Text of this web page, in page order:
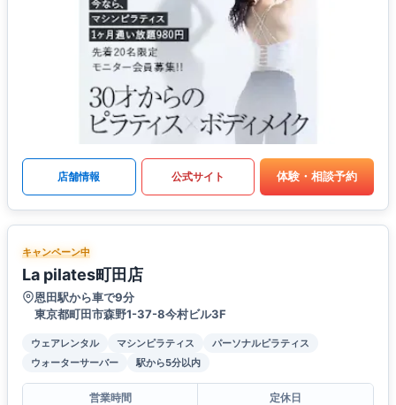
店舗情報 公式サイト 体験・相談予約
キャンペーン中
La pilates町田店
恩田駅から車で9分
東京都町田市森野1-37-8今村ビル3F
ウェアレンタル マシンピラティス
パーソナルピラティス
ウォーターサーバー
駅から5分以内
営業時間
定休日